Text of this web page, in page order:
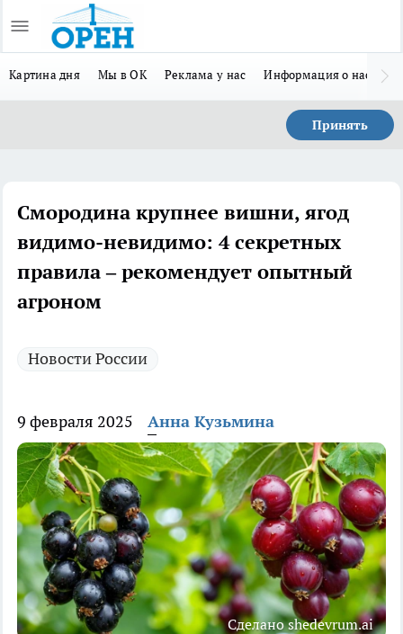
Картина дня Мы в ОК Реклама у нас Информация о нас
Принять
Смородина крупнее вишни, ягод
видимо-невидимо: 4 секретных
правила – рекомендует опытный
агроном
Новости России
9 февраля 2025 Анна Кузьмина
Сделано shedevrum.ai